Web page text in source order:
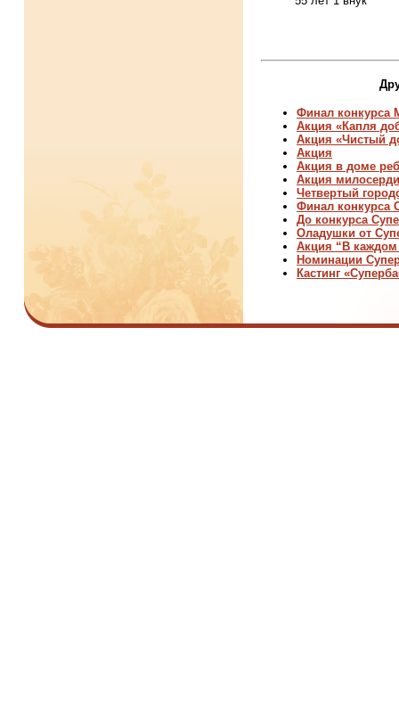
Финал конкурса
Акция «Капля
Акция «Чистый
Акция
Акция в доме
Акция
Четвертый
Финал конкурса
До конкурса
Оладушки от
Акция “В каждом
Номинации
Кастинг